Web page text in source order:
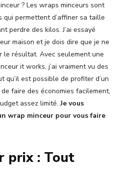
? Les wraps minceurs sont
permettent d’affiner sa taille
perdre des kilos. J’ai essayé
maison et je dois dire que je ne
le résultat. Avec seulement une
it works, j’ai vraiment vu des
qu’il est possible de profiter d’un
faire des économies facilement,
assez limité. Je vous
wrap minceur pour vous faire
prix : Tout